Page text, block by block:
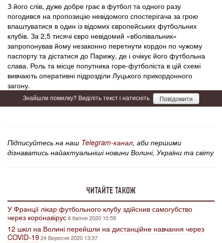
З його слів, дуже добре грає в футбол та одного разу
погодився на пропозицію невідомого спостерігача за грою
влаштуватися в один із відомих європейських футбольних
клубів. За 2,5 тисячі євро невідомий «вболівальник»
запропонував йому незаконно перетнути кордон по чужому
паспорту та дістатися до Парижу, де і очікує його футбольна
слава. Роль та місце попутника горе-футболіста в цій схемі
вивчають оперативні підрозділи Луцького прикордонного
загону.
Знайшли помилку? Виділіть текст і натисніть Повідомити
Підписуйтесь на наш Telegram-канал, аби першими
дізнаватись найактуальніші новини Волині, України та світу
ЧИТАЙТЕ ТАКОЖ
У Франції лікар футбольного клубу здійснив самогубство
через коронавірус6 Квітня 2020 10:59
12 шкіл на Волині перейшли на дистанційне навчання через
COVID-1924 Вересня 2020 13:37